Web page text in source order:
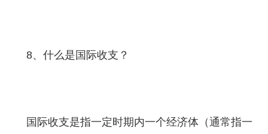
8、什么是国际收支？
国际收支是指一定时期内一个经济体（通常指一